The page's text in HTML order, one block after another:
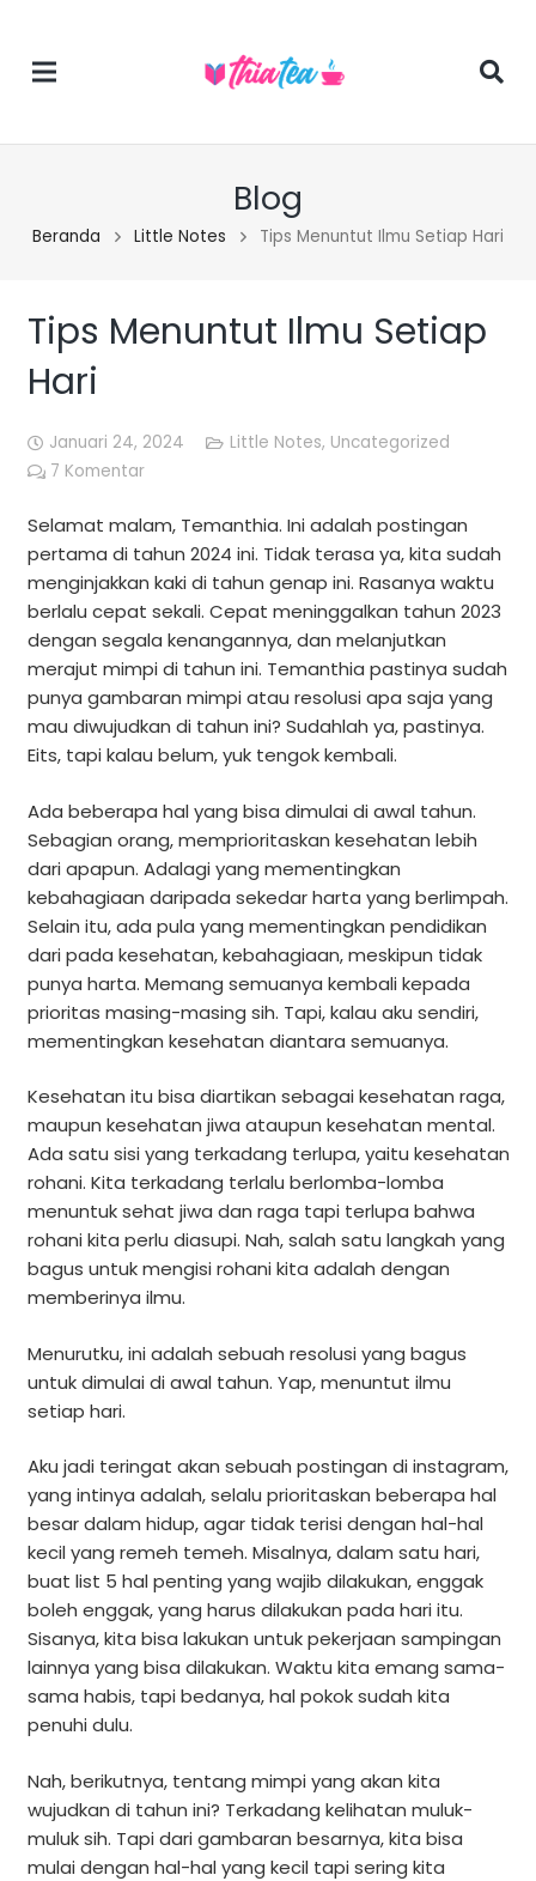
Blog
Beranda Little Notes Tips Menuntut Ilmu Setiap Hari
Tips Menuntut Ilmu Setiap
Hari
Januari 24, 2024 Little Notes, Uncategorized
7 Komentar
Selamat malam, Temanthia. Ini adalah postingan
pertama di tahun 2024 ini. Tidak terasa ya, kita sudah
menginjakkan kaki di tahun genap ini. Rasanya waktu
berlalu cepat sekali. Cepat meninggalkan tahun 2023
dengan segala kenangannya, dan melanjutkan
merajut mimpi di tahun ini. Temanthia pastinya sudah
punya gambaran mimpi atau resolusi apa saja yang
mau diwujudkan di tahun ini? Sudahlah ya, pastinya.
Eits, tapi kalau belum, yuk tengok kembali.
Ada beberapa hal yang bisa dimulai di awal tahun.
Sebagian orang, memprioritaskan kesehatan lebih
dari apapun. Adalagi yang mementingkan
kebahagiaan daripada sekedar harta yang berlimpah.
Selain itu, ada pula yang mementingkan pendidikan
dari pada kesehatan, kebahagiaan, meskipun tidak
punya harta. Memang semuanya kembali kepada
prioritas masing-masing sih. Tapi, kalau aku sendiri,
mementingkan kesehatan diantara semuanya.
Kesehatan itu bisa diartikan sebagai kesehatan raga,
maupun kesehatan jiwa ataupun kesehatan mental.
Ada satu sisi yang terkadang terlupa, yaitu kesehatan
rohani. Kita terkadang terlalu berlomba-lomba
menuntuk sehat jiwa dan raga tapi terlupa bahwa
rohani kita perlu diasupi. Nah, salah satu langkah yang
bagus untuk mengisi rohani kita adalah dengan
memberinya ilmu.
Menurutku, ini adalah sebuah resolusi yang bagus
untuk dimulai di awal tahun. Yap, menuntut ilmu
setiap hari.
Aku jadi teringat akan sebuah postingan di instagram,
yang intinya adalah, selalu prioritaskan beberapa hal
besar dalam hidup, agar tidak terisi dengan hal-hal
kecil yang remeh temeh. Misalnya, dalam satu hari,
buat list 5 hal penting yang wajib dilakukan, enggak
boleh enggak, yang harus dilakukan pada hari itu.
Sisanya, kita bisa lakukan untuk pekerjaan sampingan
lainnya yang bisa dilakukan. Waktu kita emang sama-
sama habis, tapi bedanya, hal pokok sudah kita
penuhi dulu.
Nah, berikutnya, tentang mimpi yang akan kita
wujudkan di tahun ini? Terkadang kelihatan muluk-
muluk sih. Tapi dari gambaran besarnya, kita bisa
mulai dengan hal-hal yang kecil tapi sering kita